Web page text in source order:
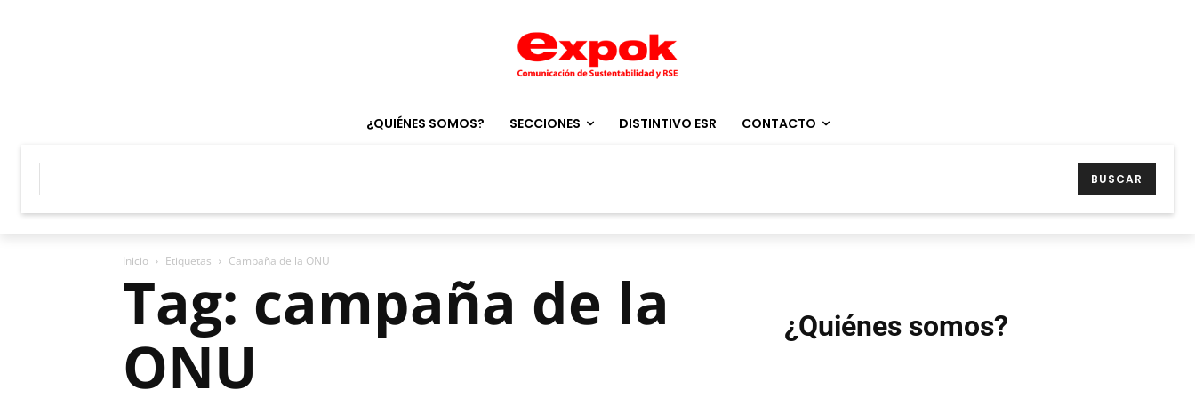
¿QUIÉNES SOMOS? SECCIONES DISTINTIVO ESR CONTACTO
BUSCAR
Inicio Etiquetas Campaña de la ONU
Tag: campaña de la
ONU
¿Quiénes somos?